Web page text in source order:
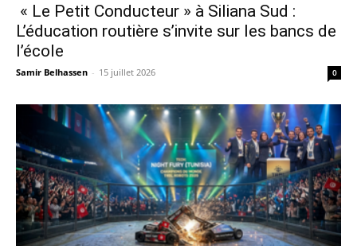
« Le Petit Conducteur » à Siliana Sud :
L’éducation routière s’invite sur les bancs de
l’école
Samir Belhassen - 15 juillet 2026 0